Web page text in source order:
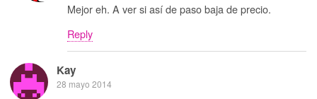
Mejor eh. A ver si así de paso baja de precio.
Reply
Kay
28 mayo 2014